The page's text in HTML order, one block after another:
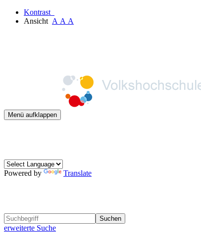
Kontrast
Ansicht A A A
Menü aufklappen
Powered by Translate
Suchen
erweiterte Suche